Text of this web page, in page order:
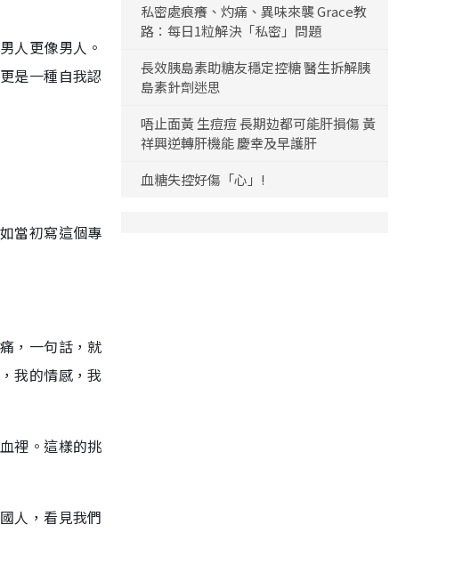
人更像男人。
是一種自我認
當初寫這個專
，一句話，就
我的情感，我
裡。這樣的挑
人，看見我們
私密處痕癢、灼痛、異味來襲 Grace教
路：每日1粒解決「私密」問題
長效胰島素助糖友穩定控糖 醫生拆解胰
島素針劑迷思
唔止面黃 生痘痘 長期攰都可能肝損傷 黃
祥興逆轉肝機能 慶幸及早護肝
血糖失控好傷「心」!